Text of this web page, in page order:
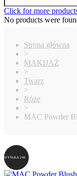
Click for more
No products were
Strona główna
>
MAKIJAŻ
>
Twarz
>
Róże
>
MAC Powder
WYSŁKA 24h